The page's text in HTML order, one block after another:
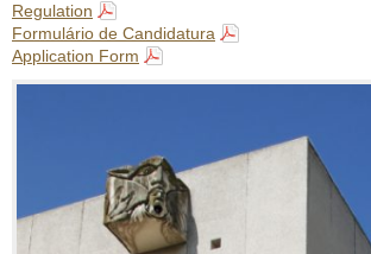
Regulation
Formulário de Candidatura
Application Form